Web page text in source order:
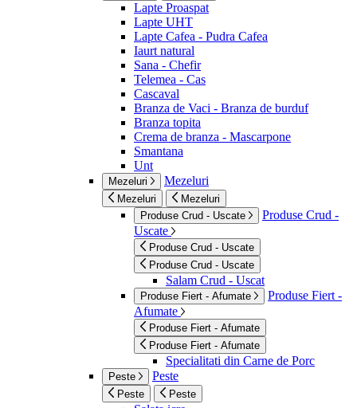
Lapte Proaspat
Lapte UHT
Lapte Cafea - Pudra Cafea
Iaurt natural
Sana - Chefir
Telemea - Cas
Cascaval
Branza de Vaci - Branza de burduf
Branza topita
Crema de branza - Mascarpone
Smantana
Unt
Mezeluri Mezeluri
Mezeluri
Mezeluri
Produse Crud - Uscate
Produse Crud -
Uscate
Produse Crud - Uscate
Produse Crud - Uscate
Salam Crud - Uscat
Produse Fiert - Afumate
Produse Fiert -
Afumate
Produse Fiert - Afumate
Produse Fiert - Afumate
Specialitati din Carne de Porc
Peste Peste
Peste Peste